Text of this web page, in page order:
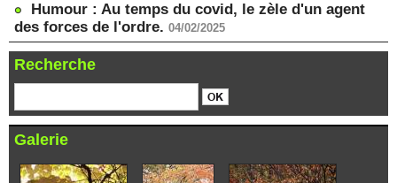
Humour : Au temps du covid, le zèle d'un agent
des forces de l'ordre. 04/02/2025
Recherche
Galerie